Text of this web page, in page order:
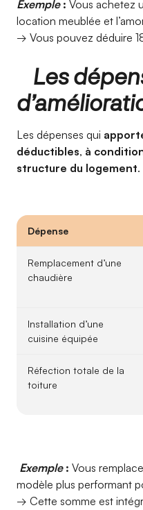
Exemple: Vous achetez
location meublée et
→ Vous pouvez déduire
Les
Les dépenses qui
déductibles, à
structure du logement
Dépense
Remplacement d’une
chaudière
Installation d’une
cuisine équipée
Réfection totale de la
toiture
Exemple: Vous
modèle plus performant
→ Cette somme est